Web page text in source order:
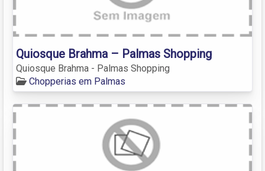
Quiosque Brahma – Palmas Shopping
Quiosque Brahma - Palmas Shopping
Chopperias em Palmas